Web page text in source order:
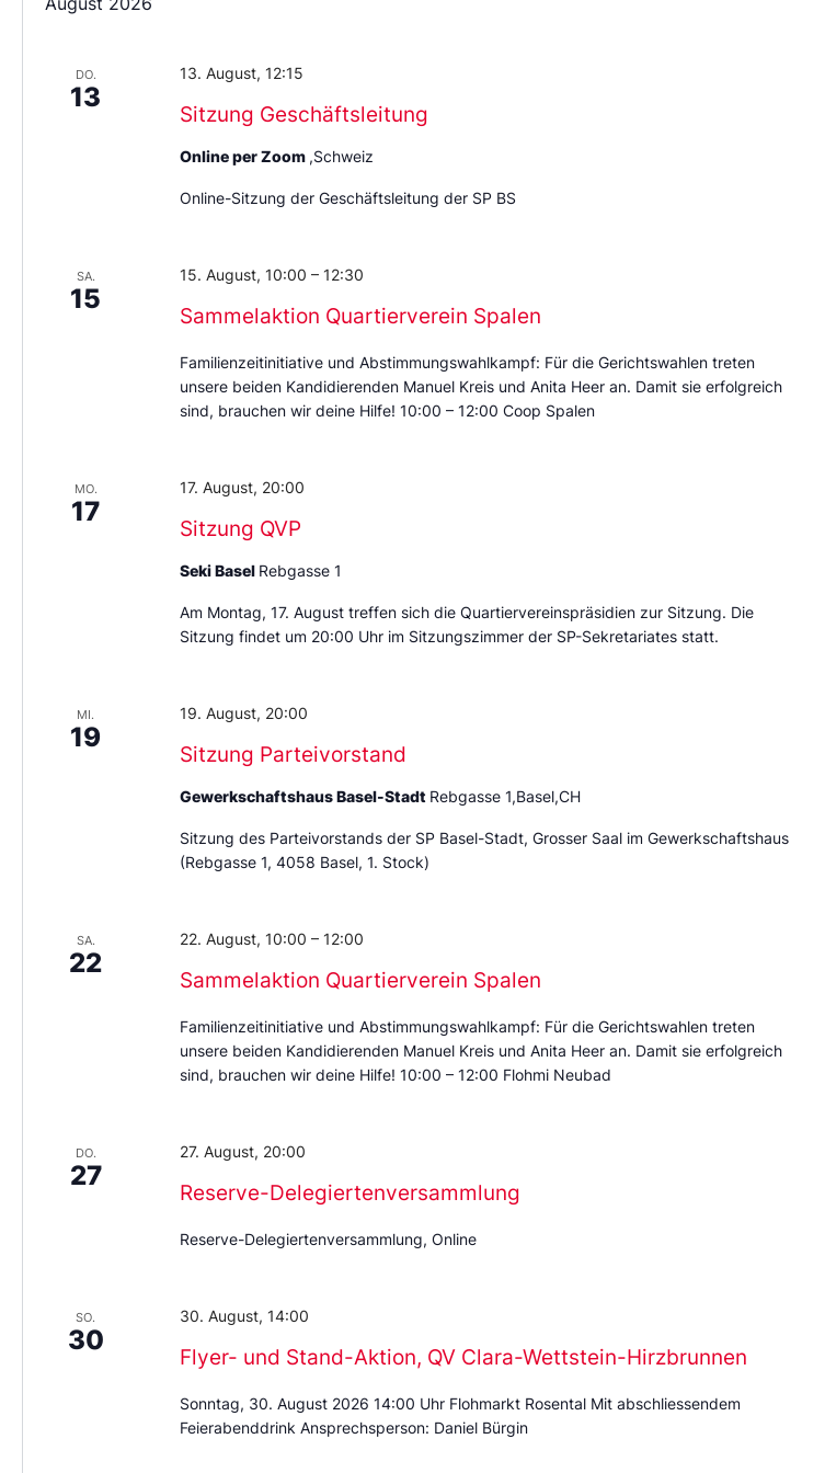
DO.
13
Sitzung Geschäftsleitung
13. August, 12:15
Online per Zoom ,Schweiz
Online-Sitzung der Geschäftsleitung der SP BS
SA.
15
Sammelaktion Quartierverein Spalen
15. August, 10:00 – 12:30
Familienzeitinitiative und Abstimmungswahlkampf: Für die Gerichtswahlen treten
unsere beiden Kandidierenden Manuel Kreis und Anita Heer an. Damit sie erfolgreich
sind, brauchen wir deine Hilfe! 10:00 – 12:00 Coop Spalen
MO.
17
Sitzung QVP
17. August, 20:00
Seki Basel Rebgasse 1
Am Montag, 17. August treffen sich die Quartiervereinspräsidien zur Sitzung. Die
Sitzung findet um 20:00 Uhr im Sitzungszimmer der SP-Sekretariates statt.
MI.
19
Sitzung Parteivorstand
19. August, 20:00
Gewerkschaftshaus Basel-Stadt Rebgasse 1,Basel,CH
Sitzung des Parteivorstands der SP Basel-Stadt, Grosser Saal im Gewerkschaftshaus
(Rebgasse 1, 4058 Basel, 1. Stock)
SA.
22
Sammelaktion Quartierverein Spalen
22. August, 10:00 – 12:00
Familienzeitinitiative und Abstimmungswahlkampf: Für die Gerichtswahlen treten
unsere beiden Kandidierenden Manuel Kreis und Anita Heer an. Damit sie erfolgreich
sind, brauchen wir deine Hilfe! 10:00 – 12:00 Flohmi Neubad
DO.
27
Reserve-Delegiertenversammlung
27. August, 20:00
Reserve-Delegiertenversammlung, Online
SO.
30
Flyer- und Stand-Aktion, QV Clara-Wettstein-Hirzbrunnen
30. August, 14:00
Sonntag, 30. August 2026 14:00 Uhr Flohmarkt Rosental Mit abschliessendem
Feierabenddrink Ansprechsperson: Daniel Bürgin